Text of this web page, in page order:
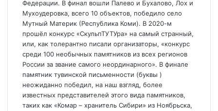
Федерации. В финал вошли Палево и Бухалово, Лох и
Мухоудеровка, всего 10 объектов, победило село
Мутный Материк (Республика Коми). В 2020-м
прошёл конкурс «СкульпТУТУра» на самый странный,
или, как толерантно писали организаторы, «конкурс
среди 100 необычных памятников из всех регионов
России за звание самого неординарного». В финале
памятник тувинской письменности (буквы )
неожиданно победил, на наш взгляд, более
известных представителей этого вида памятников,
таких как «Комар – хранитель Сибири» из Ноябрьска,